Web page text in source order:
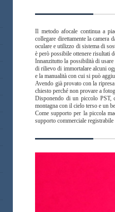
Il metodo afocale continua a
collegare direttamente la camera
oculare e utilizzo di sistema di
è però possibile ottenere risultati
Innanzitutto la possibilità di usare
di rilievo di immortalare alcuni
e la manualità con cui si può
Avendo già provato con la
chiesto perché non provare a
Disponendo di un piccolo PST,
montagna con il cielo terso e un
Come supporto per la piccola
supporto commerciale registrabile